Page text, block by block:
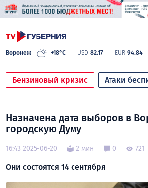
Воронеж +18°C USD 82.17 EUR 94.84
Бензиновый кризис Атаки
Назначена дата выборов в
городскую Думу
16:43 2025-06-20 2 мин 0 721
Они состоятся 14 сентября